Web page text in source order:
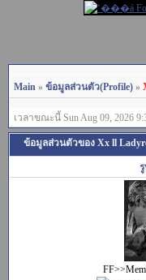
Main » ข้อมูลส่วนตัว(Profile) »
เวลาขณะนี้ Sun Aug 09, 2026
ข้อมูลส่วนตัวของ Xx ll